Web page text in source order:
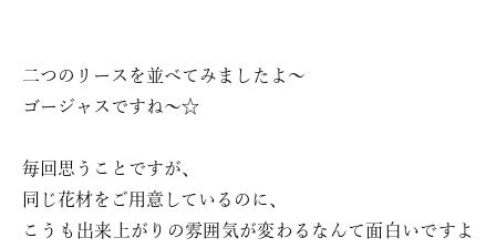
二つのリースを並べてみましたよ〜
ゴージャスですね〜☆
毎回思うことですが、
同じ花材をご用意しているのに、
こうも出来上がりの雰囲気が変わるなんて面白いですよ